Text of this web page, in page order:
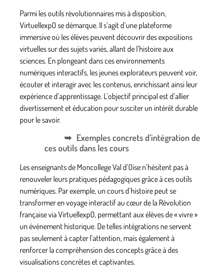
Parmi les outils révolutionnaires mis à disposition,
VirtuellexpO se démarque. Il s’agit d’une plateforme
immersive où les élèves peuvent découvrir des expositions
virtuelles sur des sujets variés, allant de l’histoire aux
sciences. En plongeant dans ces environnements
numériques interactifs, les jeunes explorateurs peuvent voir,
écouter et interagir avec les contenus, enrichissant ainsi leur
expérience d’apprentissage. L’objectif principal est d’allier
divertissement et éducation pour susciter un intérêt durable
pour le savoir.
Exemples concrets d’intégration de
ces outils dans les cours
Les enseignants de Moncollege Val d’Oise n’hésitent pas à
renouveler leurs pratiques pédagogiques grâce à ces outils
numériques. Par exemple, un cours d’histoire peut se
transformer en voyage interactif au cœur de la Révolution
française via VirtuellexpO, permettant aux élèves de « vivre »
un événement historique. De telles intégrations ne servent
pas seulement à capter l’attention, mais également à
renforcer la compréhension des concepts grâce à des
visualisations concrètes et captivantes.